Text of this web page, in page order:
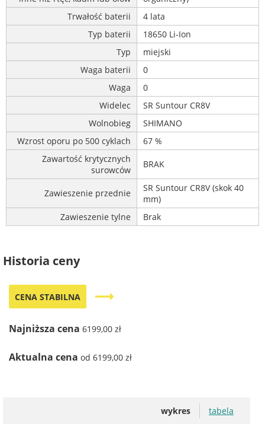
Trwałość baterii
4 lata
Typ baterii
18650 Li-Ion
Typ
miejski
Waga baterii
0
Waga
0
Widelec
SR Suntour CR8V
Wolnobieg
SHIMANO
Wzrost oporu po 500 cyklach
67 %
Zawartość krytycznych
surowców
BRAK
Zawieszenie przednie
SR Suntour CR8V (skok 40
mm)
Zawieszenie tylne
Brak
Historia ceny
CENA STABILNA trending_flat
Najniższa cena 6199,00 zł
Aktualna cena od 6199,00 zł
wykres tabela